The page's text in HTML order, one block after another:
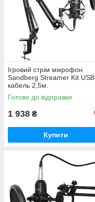
Ігровий стрім мікрофон
Sandberg Streamer Kit USB,
кабель 2,5м.
Готово до відправки
1 938 ₴
Купити